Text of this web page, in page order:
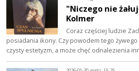
"Niczego nie
Kolmer
Coraz częściej ludzie
posiadania ikony. Czy powodem tego
czysty estetyzm, a może chęć odnalezienia